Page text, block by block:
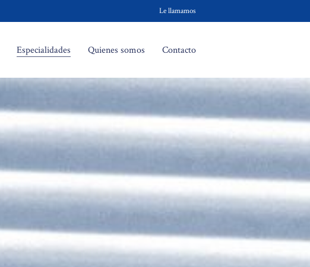
Le llamamos
Especialidades Quienes somos Contacto